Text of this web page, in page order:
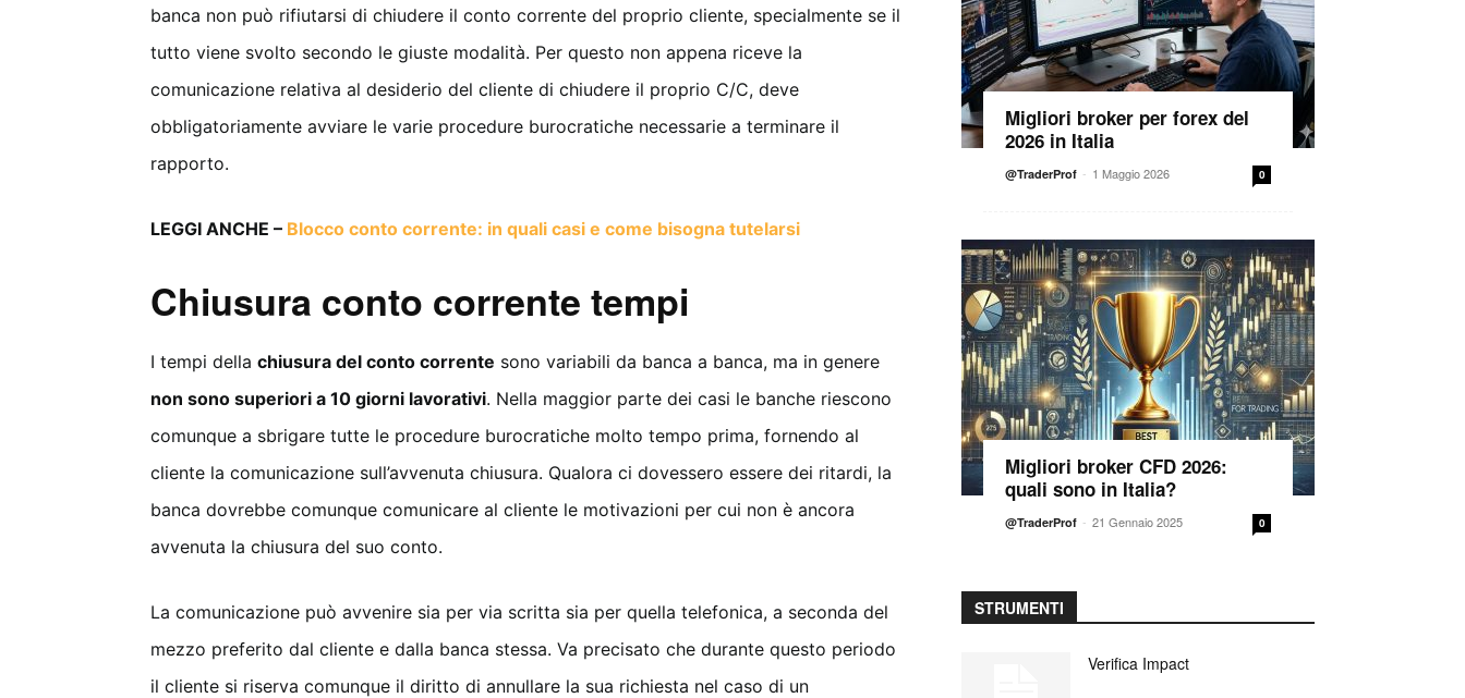
banca non può rifiutarsi di chiudere il conto corrente del proprio cliente, specialmente se il
tutto viene svolto secondo le giuste modalità. Per questo non appena riceve la
comunicazione relativa al desiderio del cliente di chiudere il proprio C/C, deve
obbligatoriamente avviare le varie procedure burocratiche necessarie a terminare il
rapporto.
LEGGI ANCHE – Blocco conto corrente: in quali casi e come bisogna tutelarsi
Chiusura conto corrente tempi
I tempi della chiusura del conto corrente sono variabili da banca a banca, ma in genere
non sono superiori a 10 giorni lavorativi. Nella maggior parte dei casi le banche riescono
comunque a sbrigare tutte le procedure burocratiche molto tempo prima, fornendo al
cliente la comunicazione sull’avvenuta chiusura. Qualora ci dovessero essere dei ritardi, la
banca dovrebbe comunque comunicare al cliente le motivazioni per cui non è ancora
avvenuta la chiusura del suo conto.
La comunicazione può avvenire sia per via scritta sia per quella telefonica, a seconda del
mezzo preferito dal cliente e dalla banca stessa. Va precisato che durante questo periodo
il cliente si riserva comunque il diritto di annullare la sua richiesta nel caso di un
Migliori broker per forex del
2026 in Italia
@TraderProf - 1 Maggio 2026 0
Migliori broker CFD 2026:
quali sono in Italia?
@TraderProf - 21 Gennaio 2025 0
STRUMENTI
Verifica Impact